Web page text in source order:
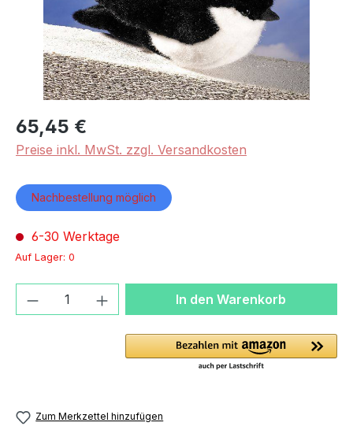
65,45 €
Preise inkl. MwSt. zzgl. Versandkosten
Nachbestellung möglich
6-30 Werktage
Auf Lager: 0
Produkt Anzahl: Gib denIn den Warenkorb
Zum Merkzettel hinzufügen